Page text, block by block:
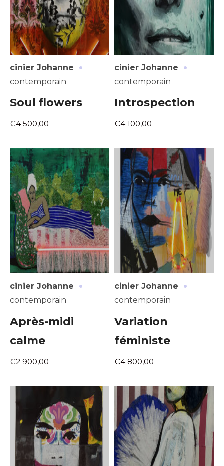
cinier Johanne ·
contemporain
Soul flowers
€4 500,00
cinier Johanne ·
contemporain
Introspection
€4 100,00
cinier Johanne ·
contemporain
Après-midi
calme
€2 900,00
cinier Johanne ·
contemporain
Variation
féministe
€4 800,00